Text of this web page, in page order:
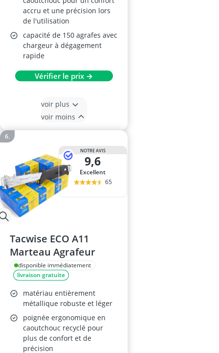
accru et une précision lors
de l'utilisation
capacité de 150 agrafes avec
chargeur à dégagement
rapide
Vérifier le prix →
voir plus
voir moins
NOTRE AVIS
9,6
Excellent
65
Tacwise ECO A11
Marteau Agrafeur
disponible immédiatement
livraison gratuite
matériau entièrement
métallique robuste et léger
poignée ergonomique en
caoutchouc recyclé pour
plus de confort et de
précision